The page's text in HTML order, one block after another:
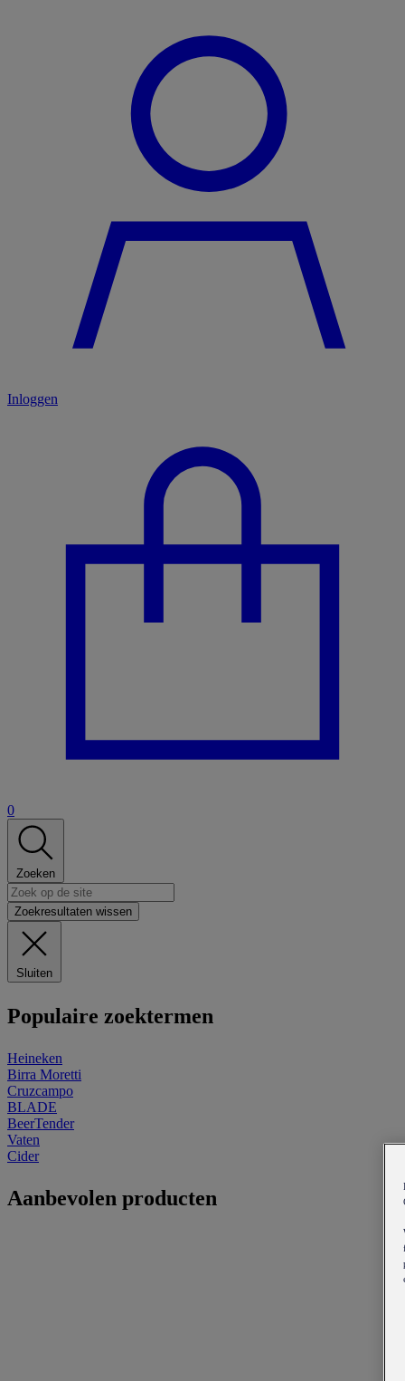
Inloggen
0
Zoeken
Zoekresultaten wissen
Sluiten
Populaire zoektermen
Heineken
Birra Moretti
Cruzcampo
BLADE
BeerTender
Vaten
Cider
Aanbevolen producten